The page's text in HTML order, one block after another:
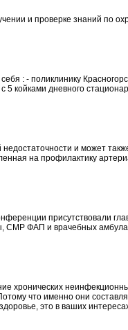
и проверке знаний по
: - поликлинику
койками дневного
и может
на профилактику
присутствовали
СМР ФАП и врачебных
хронических
что именно они
это в ваших